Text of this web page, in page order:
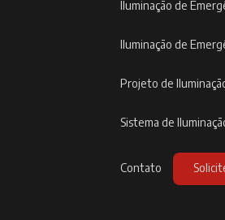
Iluminação de
Iluminação de
Projeto de
Sistema de
Contato